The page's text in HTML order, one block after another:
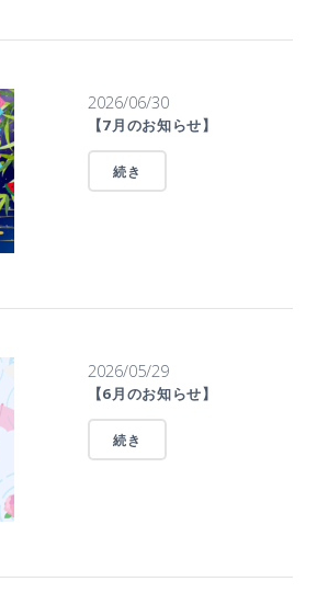
2026/06/30
【7月のお知らせ】
続き
2026/05/29
【6月のお知らせ】
続き